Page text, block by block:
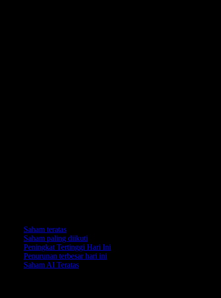
Saham teratas
Saham paling diikuti
Peningkat Tertinggi Hari Ini
Penurunan terbesar hari ini
Saham AI Teratas